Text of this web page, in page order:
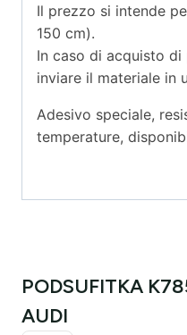
Il prezzo si intende
150 cm).
In caso di acquisto
inviare il materiale in
Adesivo speciale,
temperature,
PODSUFITKA
AUDI